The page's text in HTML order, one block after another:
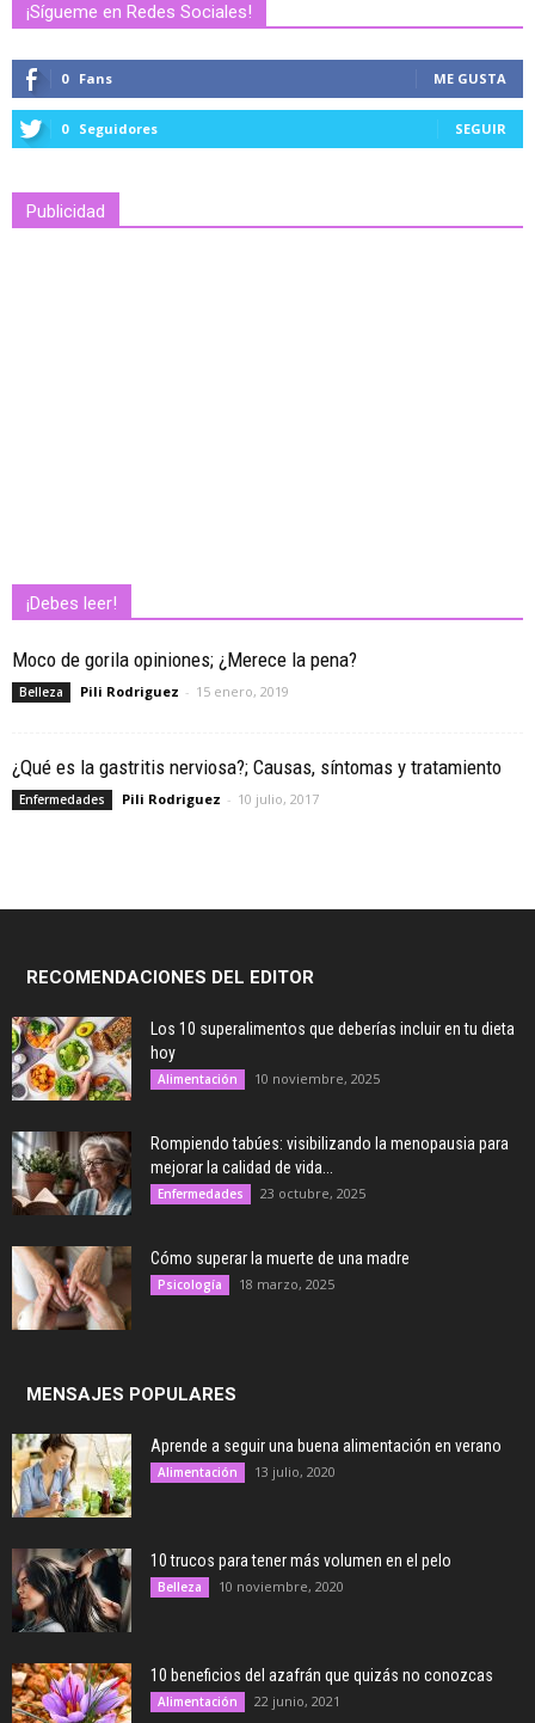
¡Sígueme en Redes Sociales!
0 Fans ME GUSTA
0 Seguidores SEGUIR
Publicidad
¡Debes leer!
Moco de gorila opiniones; ¿Merece la pena?
Belleza Pili Rodriguez - 15 enero, 2019
¿Qué es la gastritis nerviosa?; Causas, síntomas y tratamiento
Enfermedades Pili Rodriguez - 10 julio, 2017
RECOMENDACIONES DEL EDITOR
Los 10 superalimentos que deberías incluir en tu dieta
hoy
Alimentación 10 noviembre, 2025
Rompiendo tabúes: visibilizando la menopausia para
mejorar la calidad de vida...
Enfermedades 23 octubre, 2025
Cómo superar la muerte de una madre
Psicología 18 marzo, 2025
MENSAJES POPULARES
Aprende a seguir una buena alimentación en verano
Alimentación 13 julio, 2020
10 trucos para tener más volumen en el pelo
Belleza 10 noviembre, 2020
10 beneficios del azafrán que quizás no conozcas
Alimentación 22 junio, 2021